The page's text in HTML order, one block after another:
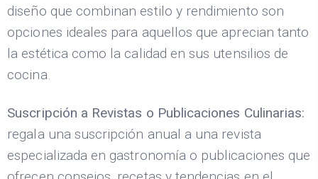
diseño que combinan estilo y rendimiento son
opciones ideales para aquellos que aprecian tanto
la estética como la calidad en sus utensilios de
cocina.
Suscripción a Revistas o Publicaciones Culinarias:
regala una suscripción anual a una revista
especializada en gastronomía o publicaciones que